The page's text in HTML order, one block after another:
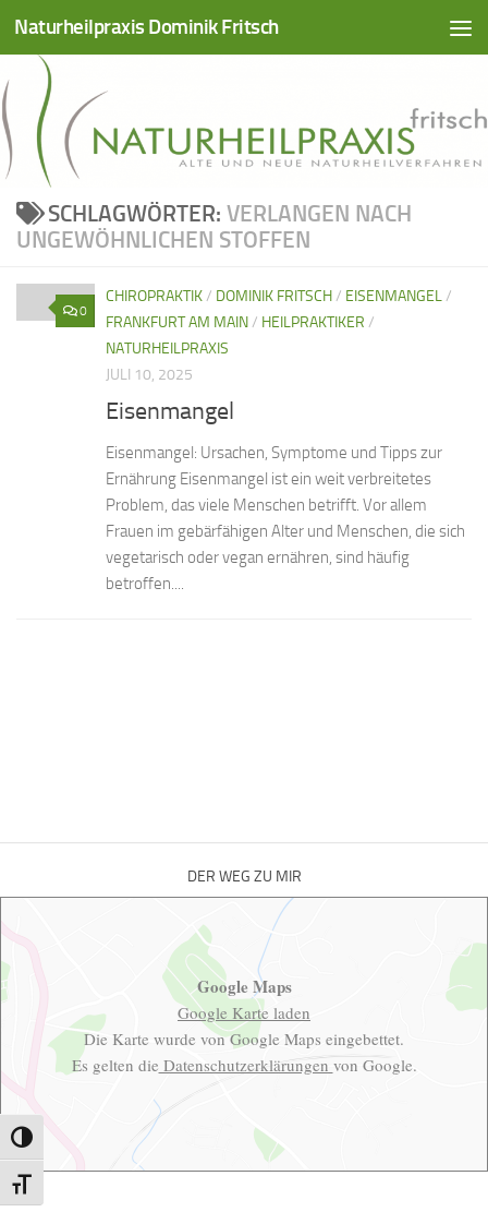
Umschalten auf hohe Kontraste
Schrift vergrößern
Zum Inhalt springen
Naturheilpraxis Dominik Fritsch
SCHLAGWÖRTER: VERLANGEN NACH
UNGEWÖHNLICHEN STOFFEN
0
CHIROPRAKTIK/ DOMINIK FRITSCH/ EISENMANGEL/
FRANKFURT AM MAIN/ HEILPRAKTIKER /
NATURHEILPRAXIS
JULI 10, 2025
Eisenmangel
Eisenmangel: Ursachen, Symptome und Tipps zur
Ernährung Eisenmangel ist ein weit verbreitetes
Problem, das viele Menschen betrifft. Vor allem
Frauen im gebärfähigen Alter und Menschen, die sich
vegetarisch oder vegan ernähren, sind häufig
betroffen....
DER WEG ZU MIR
Google Maps
Google Karte laden
Die Karte wurde von Google Maps eingebettet.
Es gelten die Datenschutzerklärungen von Google.